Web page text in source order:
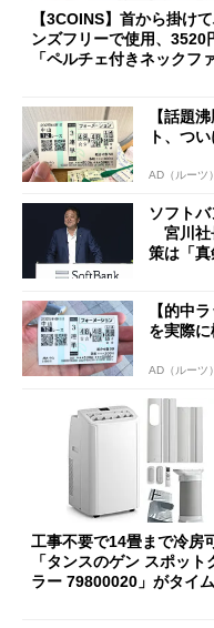
【3COINS】首から掛け
ンズフリーで使用、3520
「ペルチェ付きネックフ
【話題
ト、つ
AD（ルーツ）
ソフト
宮川社
策は「真
【的中
を実際に
AD（ルーツ）
工事不要で14畳まで冷房
「タンスのゲン スポット
ラー 79800020」がタイ